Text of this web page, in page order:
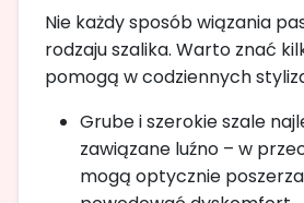
Nie każdy sposób wiązania
rodzaju szalika. Warto znać
pomogą w codziennych
Grube i szerokie szale
zawiązane luźno – w
mogą optycznie